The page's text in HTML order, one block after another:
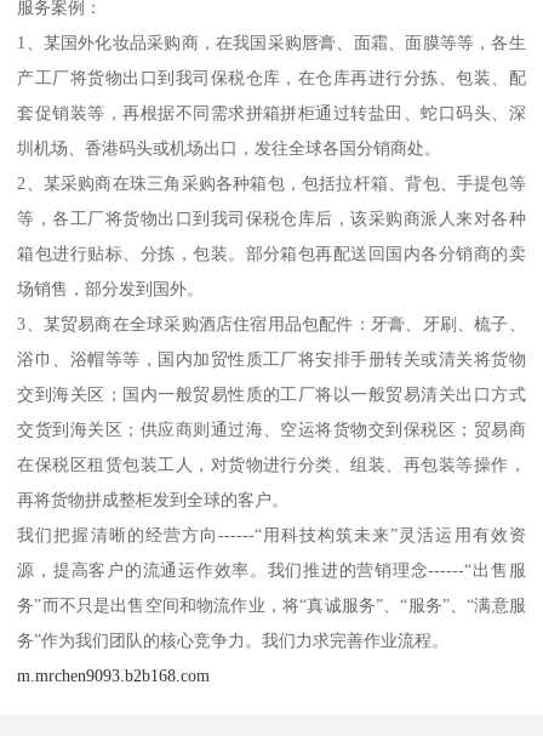
服务案例：
1、某国外化妆品采购商，在我国采购唇膏、面霜、面膜等等，各生
产工厂将货物出口到我司保税仓库，在仓库再进行分拣、包装、配
套促销装等，再根据不同需求拼箱拼柜通过转盐田、蛇口码头、深
圳机场、香港码头或机场出口，发往全球各国分销商处。
2、某采购商在珠三角采购各种箱包，包括拉杆箱、背包、手提包等
等，各工厂将货物出口到我司保税仓库后，该采购商派人来对各种
箱包进行贴标、分拣，包装。部分箱包再配送回国内各分销商的卖
场销售，部分发到国外。
3、某贸易商在全球采购酒店住宿用品包配件：牙膏、牙刷、梳子、
浴巾、浴帽等等，国内加贸性质工厂将安排手册转关或清关将货物
交到海关区；国内一般贸易性质的工厂将以一般贸易清关出口方式
交货到海关区；供应商则通过海、空运将货物交到保税区；贸易商
在保税区租赁包装工人，对货物进行分类、组装、再包装等操作，
再将货物拼成整柜发到全球的客户。
我们把握清晰的经营方向------“用科技构筑未来”灵活运用有效资
源，提高客户的流通运作效率。我们推进的营销理念------“出售服
务”而不只是出售空间和物流作业，将“真诚服务”、“服务”、“满意服
务”作为我们团队的核心竞争力。我们力求完善作业流程。
m.mrchen9093.b2b168.com